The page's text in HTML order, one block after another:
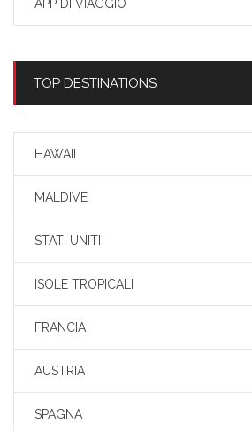
APP DI VIAGGIO
TOP DESTINATIONS
HAWAII
MALDIVE
STATI UNITI
ISOLE TROPICALI
FRANCIA
AUSTRIA
SPAGNA